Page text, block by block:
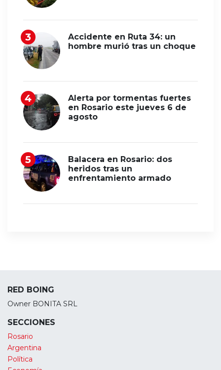
Accidente en Ruta 34: un
hombre murió tras un choque
Alerta por tormentas fuertes
en Rosario este jueves 6 de
agosto
Balacera en Rosario: dos
heridos tras un
enfrentamiento armado
RED BOING
Owner BONITA SRL
SECCIONES
Rosario
Argentina
Política